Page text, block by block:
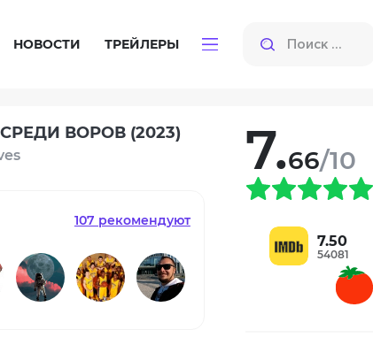
НОВОСТИ ТРЕЙЛЕРЫ
ВОРОВ (2023)
107 рекомендуют
7.66/10
7.50
54081